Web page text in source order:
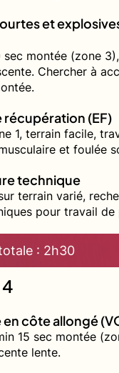
et
montée (zone
Chercher à
récupération (EF)
1, terrain facile,
et foulée
technique
terrain varié,
pour travail de
: 2h30
en côte allongé
15 sec montée
lente.